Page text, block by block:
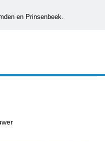
en Prinsenbeek.